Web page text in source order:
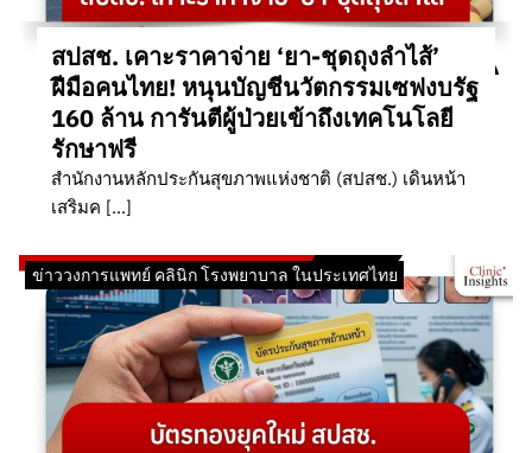
สปสช. เคาะราคาจ่าย ‘ยา-ชุดถุงลำไส้’
ฝีมือคนไทย! หนุนบัญชีนวัตกรรมเซฟงบรัฐ
160 ล้าน การันตีผู้ป่วยเข้าถึงเทคโนโลยี
รักษาฟรี
สำนักงานหลักประกันสุขภาพแห่งชาติ (สปสช.) เดินหน้า
เสริมค […]
ข่าววงการแพทย์ คลินิก โรงพยาบาล ในประเทศไทย